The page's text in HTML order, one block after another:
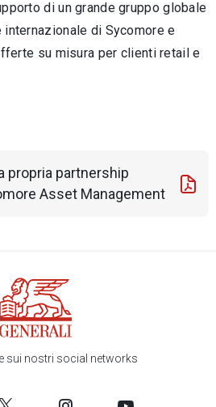
di un grande gruppo globale
di Sycomore e
su misura per clienti retail e
propria partnership
Asset Management
sui nostri social networks